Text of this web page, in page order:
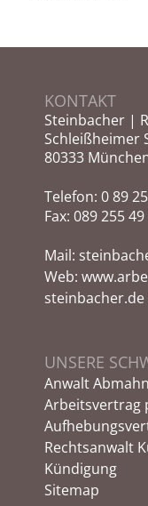
KONTAKT
Steinbacher |
Schleißheimer
80333
Telefon: 0 89
Fax: 089 255
Mail:
Web:
steinbacher.de
UNSERE
Anwalt
Arbeitsvertrag
Rechtsanwalt
Kündigung
Sitemap